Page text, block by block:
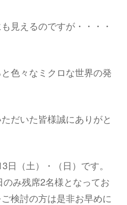
見えるのですが・・・・
色々なミクロな世界の発
だいた皆様誠にありがと
日（土）・（日）です。
み残席2名様となってお
検討の方は是非お早めに